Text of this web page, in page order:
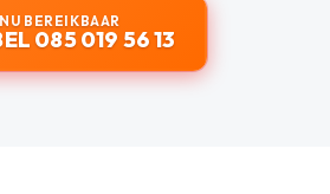
NU BEREIKBAAR
085 019 56 13